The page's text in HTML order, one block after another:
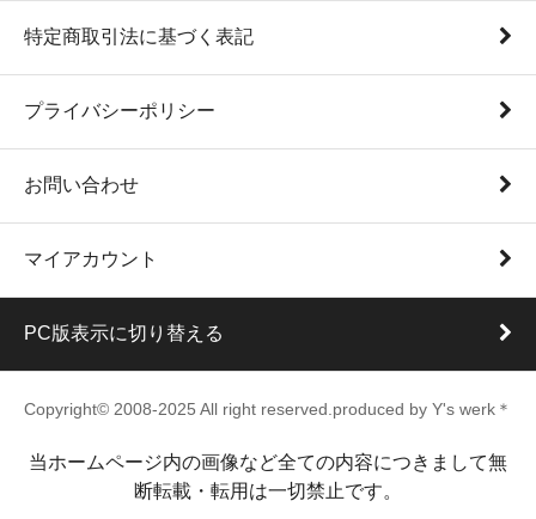
特定商取引法に基づく表記
プライバシーポリシー
お問い合わせ
マイアカウント
PC版表示に切り替える
Copyright© 2008-2025 All right reserved.produced by Y's werk＊
当ホームページ内の画像など全ての内容につきまして無
断転載・転用は一切禁止です。